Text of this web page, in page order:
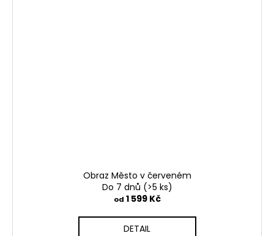
Obraz Město v červeném
Do 7 dnů (>5 ks)
od 1 599 Kč
DETAIL